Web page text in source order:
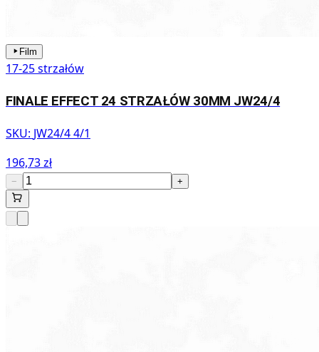
Film
17-25 strzałów
FINALE EFFECT 24 STRZAŁÓW 30MM JW24/4
SKU: JW24/4 4/1
196,73 zł
− +